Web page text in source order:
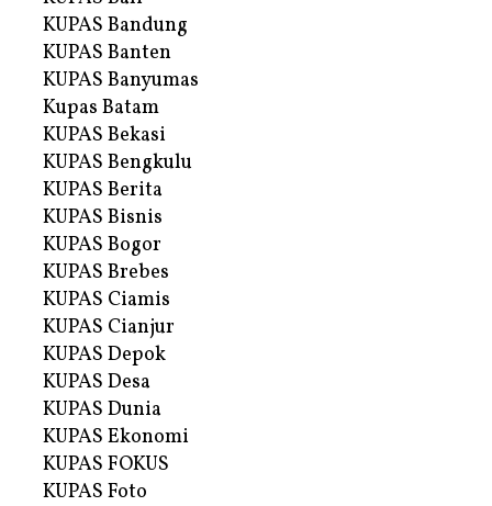
KUPAS Bandung
KUPAS Banten
KUPAS Banyumas
Kupas Batam
KUPAS Bekasi
KUPAS Bengkulu
KUPAS Berita
KUPAS Bisnis
KUPAS Bogor
KUPAS Brebes
KUPAS Ciamis
KUPAS Cianjur
KUPAS Depok
KUPAS Desa
KUPAS Dunia
KUPAS Ekonomi
KUPAS FOKUS
KUPAS Foto